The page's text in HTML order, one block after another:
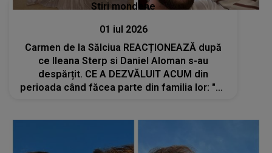
Stiri mondene
01 iul 2026
Carmen de la Sălciua REACȚIONEAZĂ după
ce Ileana Sterp si Daniel Aloman s-au
despărțit. CE A DEZVĂLUIT ACUM din
perioada când făcea parte din familia lor: "Vă